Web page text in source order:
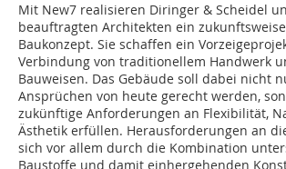
Mit New7 realisieren Diringer & Scheidel
beauftragten Architekten ein
Baukonzept. Sie schaffen ein
Verbindung von traditionellem Handwerk
Bauweisen. Das Gebäude soll dabei nicht
Ansprüchen von heute gerecht werden,
zukünftige Anforderungen an Flexibilität,
Ästhetik erfüllen. Herausforderungen an
sich vor allem durch die Kombination
Baustoffe und damit einhergehenden